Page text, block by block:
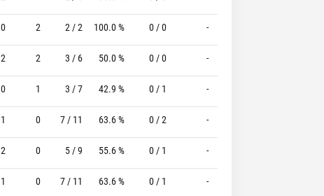
0 2 2 / 2 100.0 % 0 / 0 -
2 2 3 / 6 50.0 % 0 / 0 -
0 1 3 / 7 42.9 % 0 / 1 -
1 0 7 / 11 63.6 % 0 / 2 -
2 0 5 / 9 55.6 % 0 / 1 -
1 0 7 / 11 63.6 % 0 / 1 -